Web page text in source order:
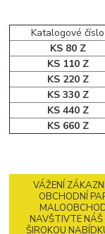
Katalogové číslo
KS 80 Z
KS 110 Z
KS 220 Z
KS 330 Z
KS 440 Z
KS 660 Z
VÁŽENÍ
OBCHODNÍ
NAVŠTIVTE NÁŠ
ŠIROKOU